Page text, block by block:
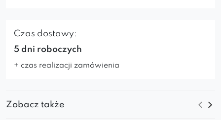
Czas dostawy:
5 dni roboczych
+ czas realizacji zamówienia
Zobacz także